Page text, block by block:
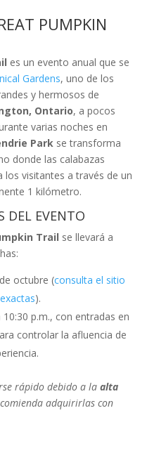
PUMPKIN
es un evento anual que se
Gardens, uno de los
y hermosos de
Ontario, a pocos
varias noches en
Parkse transforma
donde las calabazas
los visitantes a través de un
1 kilómetro.
DEL EVENTO
Trail se llevará a
octubre (consulta el sitio
).
10:30 p.m., con entradas en
controlar la afluencia de
rápido debido a la alta
adquirirlas con